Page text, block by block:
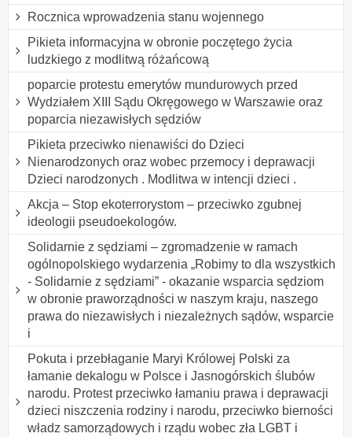
Rocznica wprowadzenia stanu wojennego
Pikieta informacyjna w obronie poczętego życia
ludzkiego z modlitwą różańcową
poparcie protestu emerytów mundurowych przed
Wydziałem XIII Sądu Okręgowego w Warszawie oraz
poparcia niezawisłych sędziów
Pikieta przeciwko nienawiści do Dzieci
Nienarodzonych oraz wobec przemocy i deprawacji
Dzieci narodzonych . Modlitwa w intencji dzieci .
Akcja – Stop ekoterrorystom – przeciwko zgubnej
ideologii pseudoekologów.
Solidarnie z sędziami – zgromadzenie w ramach
ogólnopolskiego wydarzenia „Robimy to dla wszystkich
- Solidarnie z sędziami” - okazanie wsparcia sędziom
w obronie praworządności w naszym kraju, naszego
prawa do niezawisłych i niezależnych sądów, wsparcie
i
Pokuta i przebłaganie Maryi Królowej Polski za
łamanie dekalogu w Polsce i Jasnogórskich ślubów
narodu. Protest przeciwko łamaniu prawa i deprawacji
dzieci niszczenia rodziny i narodu, przeciwko bierności
władz samorządowych i rządu wobec zła LGBT i